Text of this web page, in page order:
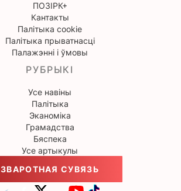
ПОЗІРК+
Кантакты
Палітыка cookie
Палітыка прыватнасці
Палажэнні і ўмовы
РУБРЫКІ
Усе навіны
Палітыка
Эканоміка
Грамадства
Бяспека
Усе артыкулы
ЗВАРОТНАЯ СУВЯЗЬ